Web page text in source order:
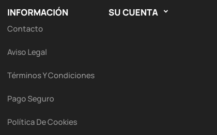
INFORMACIÓN
Contacto
Aviso Legal
Términos Y Condiciones
Pago Seguro
Política De Cookies
SU CUENTA 